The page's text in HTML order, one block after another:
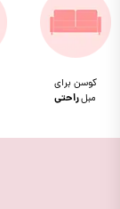
کوسن برای
مبلراحتی